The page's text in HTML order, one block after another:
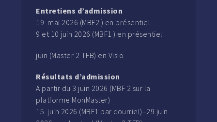
Entretiens d’admission
19 mai 2026 (MBF2 ) en présentiel
9 et 10 juin 2026 (MBF1 ) en présentiel
juin (Master 2 TFB) en Visio
Résultats d’admission
A partir du 3 juin 2026 (MBF 2 sur la
platforme MonMaster)
15 juin 2026 (MBF1 par courriel)–29 juin